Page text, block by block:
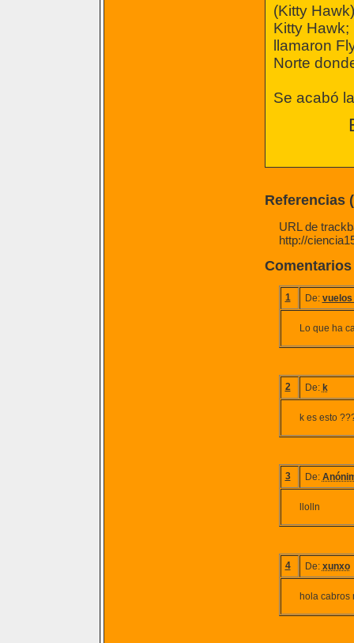
(Kitty
Kitty
llamaron
Norte
Se acabó
Referencias
URL de
http://
Comentarios
1 De:
Lo que ha
2 De: k
k es esto
3 De:
llolln
4 De: xunxo
hola cabros